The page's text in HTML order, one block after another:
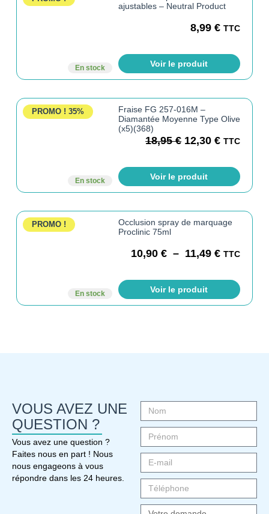
En stock
ajustables – Neutral Product
8,99€ TTC
Voir le produit
PROMO ! 35%
En stock
Fraise FG 257-016M –
Diamantée Moyenne Type Olive
(x5)(368)
18,95€ 12,30€ TTC
Voir le produit
PROMO !
En stock
Occlusion spray de marquage
Proclinic 75ml
10,90€ – 11,49€ TTC
Voir le produit
VOUS AVEZ UNE
QUESTION ?
Vous avez une question ?
Faites nous en part ! Nous
nous engageons à vous
répondre dans les 24 heures.